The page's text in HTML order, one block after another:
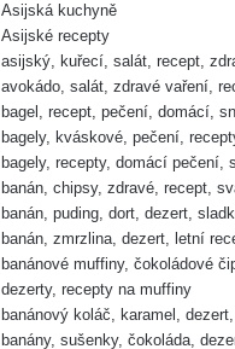
Asijská kuchyně
Asijské recepty
asijský, kuřecí, salát, recept,
avokádo, salát, zdravé vaření,
bagel, recept, pečení, domácí,
bagely, kváskové, pečení,
bagely, recepty, domácí pečení,
banán, chipsy, zdravé, recept,
banán, puding, dort, dezert,
banán, zmrzlina, dezert, letní
banánové muffiny, čokoládové
dezerty, recepty na muffiny
banánový koláč, karamel,
banány, sušenky, čokoláda,